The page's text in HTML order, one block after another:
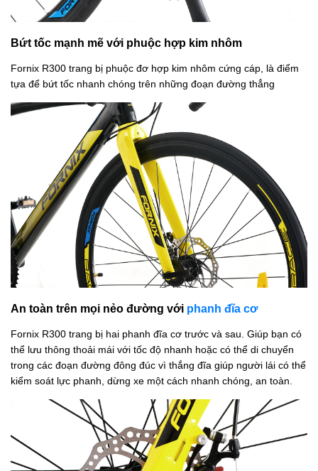
Bứt tốc mạnh mẽ với phuộc hợp kim nhôm
Fornix R300 trang bị phuộc đơ hợp kim nhôm cứng cáp, là điểm
tựa để bứt tốc nhanh chóng trên những đoạn đường thẳng
An toàn trên mọi nẻo đường với phanh đĩa cơ
Fornix R300 trang bị hai phanh đĩa cơ trước và sau. Giúp bạn có
thể lưu thông thoải mái với tốc độ nhanh hoặc có thể di chuyển
trong các đoạn đường đông đúc vì thắng đĩa giúp người lái có thể
kiểm soát lực phanh, dừng xe một cách nhanh chóng, an toàn.